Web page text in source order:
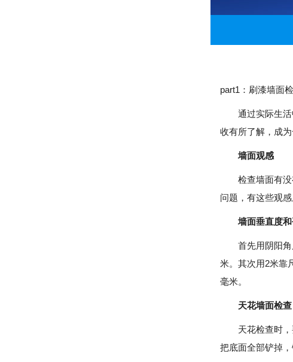
part1：刷漆墙
通过实际生活
收有所了解，成为
墙面观感
检查墙面有没
问题，有这些观
墙面垂直度和
首先用阴阳角
米。其次用2米靠
毫米。
天花墙面检查
天花检查时，
把底面全部铲掉